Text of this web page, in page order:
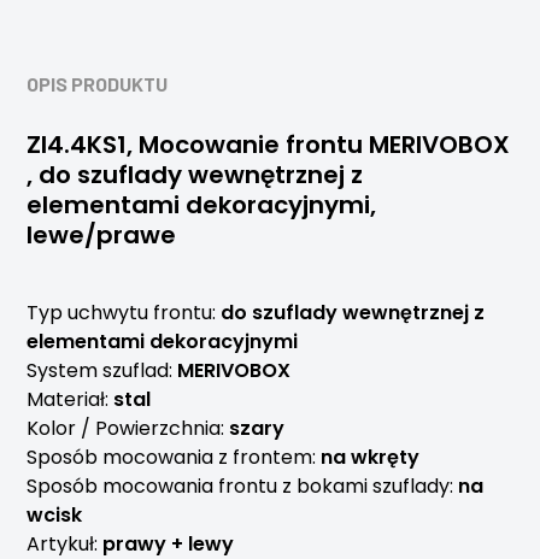
OPIS PRODUKTU
ZI4.4KS1, Mocowanie frontu MERIVOBOX
, do szuflady wewnętrznej z
elementami dekoracyjnymi,
lewe/prawe
Typ uchwytu frontu: do szuflady wewnętrznej z
elementami dekoracyjnymi
System szuflad: MERIVOBOX
Materiał: stal
Kolor / Powierzchnia: szary
Sposób mocowania z frontem: na wkręty
Sposób mocowania frontu z bokami szuflady: na
wcisk
Artykuł: prawy + lewy